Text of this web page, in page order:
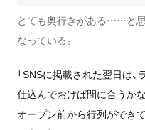
とても奥行きがある……と
なっている。
「SNSに掲載された翌日は
仕込んでおけば間に合うか
オープン前から行列ができ